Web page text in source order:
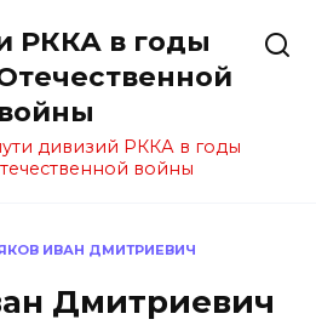
РККА в годы
войны
дивизий РККА в годы
войны
ИВАН ДМИТРИЕВИЧ
Дмитриевич